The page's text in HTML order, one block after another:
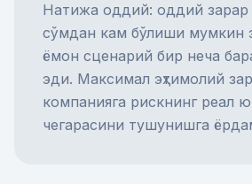
Натижа оддий: оддий зарар
сўмдан кам бўлиши мумкин
ёмон сценарий бир неча
эди. Максимал эҳтимолий
компанияга рискнинг реал
чегарасини тушунишга